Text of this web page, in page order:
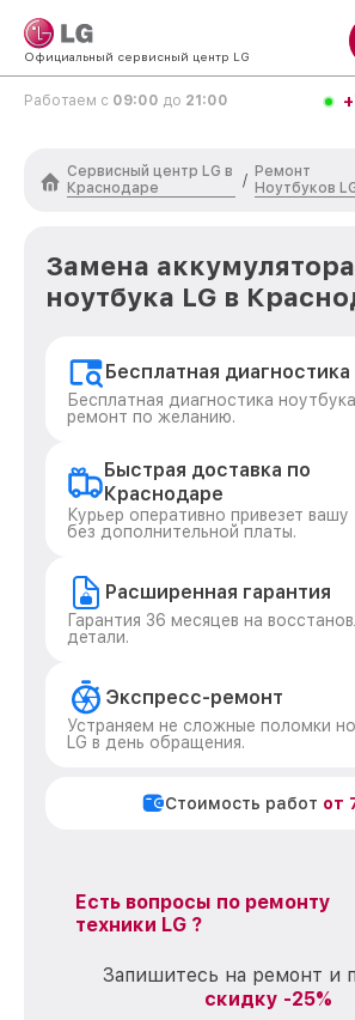
Официальный сервисный центр LG
Работаем с 09:00 до 21:00
Сервисный центр LG в
Краснодаре
/
Ремонт
Ноутбуков
Замена аккумулятора
ноутбука LG в
Бесплатная диагностика
Бесплатная диагностика
ремонт по желанию.
Быстрая доставка по
Краснодаре
Курьер оперативно привезет вашу
без дополнительной платы.
Расширенная гарантия
Гарантия 36 месяцев на
детали.
Экспресс-ремонт
Устраняем не сложные поломки
LG в день обращения.
Стоимость работ от
Есть вопросы по ремонту
техники LG ?
Запишитесь на ремонт и
скидку -25%